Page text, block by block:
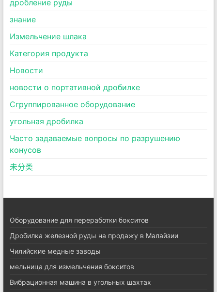
дробление руды
знание
Измельчение шлака
Категория продукта
Новости
новости о портативной дробилке
Сгруппированное оборудование
угольная дробилка
Часто задаваемые вопросы по разрушению
конусов
未分类
Оборудование для переработки бокситов
Дробилка железной руды на продажу в Малайзии
Чилийские медные заводы
мельница для измельчения бокситов
Вибрационная машина в угольных шахтах